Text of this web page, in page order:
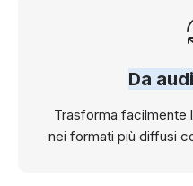
Da
Trasforma facilmente
nei formati più diffusi